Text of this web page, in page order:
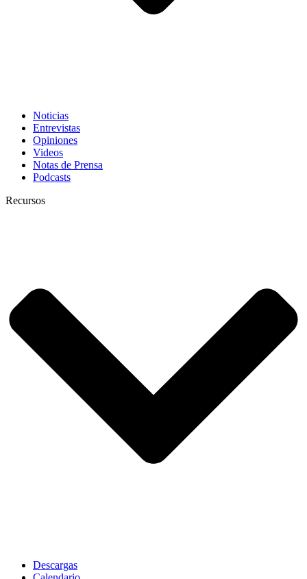
Noticias
Entrevistas
Opiniones
Videos
Notas de Prensa
Podcasts
Recursos
Descargas